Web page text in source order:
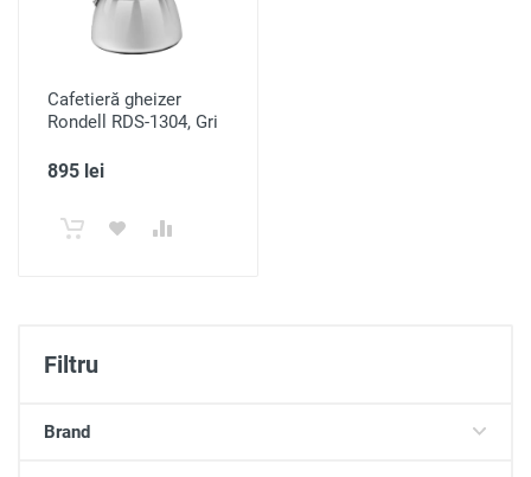
Filtru
Brand
Cafetieră gheizer
Rondell RDS-1304, Gri
895 lei